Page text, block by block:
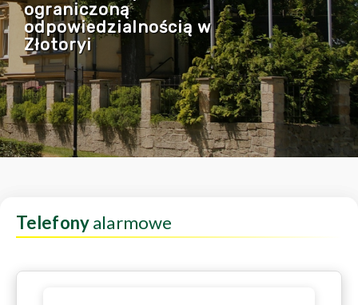
ograniczoną
odpowiedzialnością w
Złotoryi
Telefonyalarmowe